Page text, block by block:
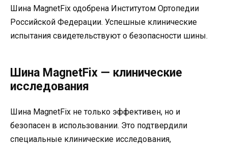
Шина MagnetFix одобрена Институтом Ортопедии
Российской Федерации. Успешные клинические
испытания свидетельствуют о безопасности шины.
Шина MagnetFix — клинические
исследования
Шина MagnetFix не только эффективен, но и
безопасен в использовании. Это подтвердили
специальные клинические исследования,